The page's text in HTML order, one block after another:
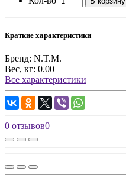
Краткие характеристики
Бренд: N.T.M.
Вес, кг: 0.00
Все характеристики
0 отзывов0